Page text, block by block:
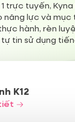
1 trực tuyến,
năng lực và
hành, rèn
tin sử dụng
K12